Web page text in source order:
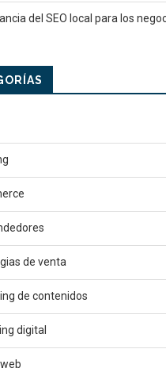
del SEO local para los
de venta
de contenidos
digital